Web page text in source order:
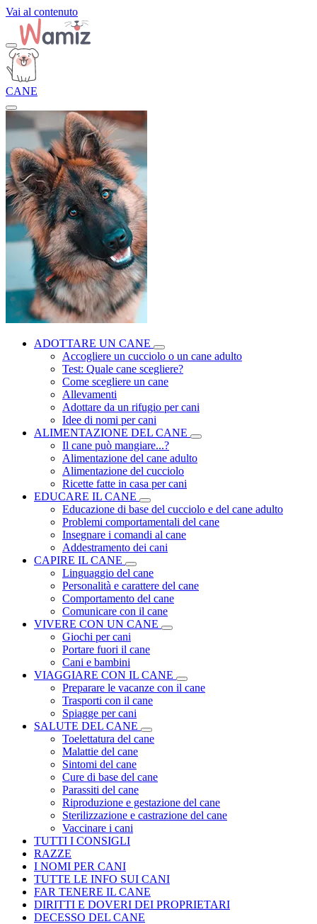
Vai al contenuto
CANE
ADOTTARE UN CANE
Accogliere un cucciolo o un cane adulto
Test: Quale cane scegliere?
Come scegliere un cane
Allevamenti
Adottare da un rifugio per cani
Idee di nomi per cani
ALIMENTAZIONE DEL CANE
Il cane può mangiare...?
Alimentazione del cane adulto
Alimentazione del cucciolo
Ricette fatte in casa per cani
EDUCARE IL CANE
Educazione di base del cucciolo e del cane adulto
Problemi comportamentali del cane
Insegnare i comandi al cane
Addestramento dei cani
CAPIRE IL CANE
Linguaggio del cane
Personalità e carattere del cane
Comportamento del cane
Comunicare con il cane
VIVERE CON UN CANE
Giochi per cani
Portare fuori il cane
Cani e bambini
VIAGGIARE CON IL CANE
Preparare le vacanze con il cane
Trasporti con il cane
Spiagge per cani
SALUTE DEL CANE
Toelettatura del cane
Malattie del cane
Sintomi del cane
Cure di base del cane
Parassiti del cane
Riproduzione e gestazione del cane
Sterilizzazione e castrazione del cane
Vaccinare i cani
TUTTI I CONSIGLI
RAZZE
I NOMI PER CANI
TUTTE LE INFO SUI CANI
FAR TENERE IL CANE
DIRITTI E DOVERI DEI PROPRIETARI
DECESSO DEL CANE